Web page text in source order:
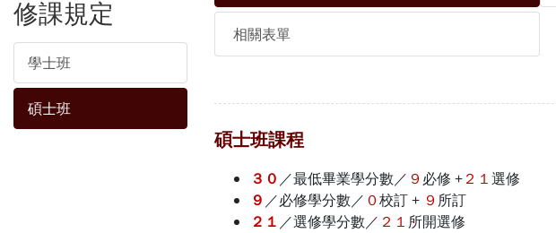
修課規定
學士班
碩士班
相關表單
碩士班課程
３０ ／最低畢業學分數／ ９ 必修 +２１選修
９ ／必修學分數／ ０校訂 + ９ 所訂
２１ ／選修學分數／ ２１ 所開選修